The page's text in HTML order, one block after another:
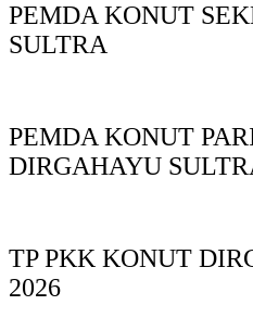
PEMDA KONUT
SULTRA
PEMDA KONUT
DIRGAHAYU
TP PKK KONUT
2026